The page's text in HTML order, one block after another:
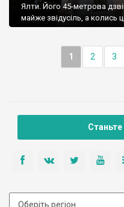
Ялти. Його 45-метрова
майже звідусіль, а колись
1 2 3